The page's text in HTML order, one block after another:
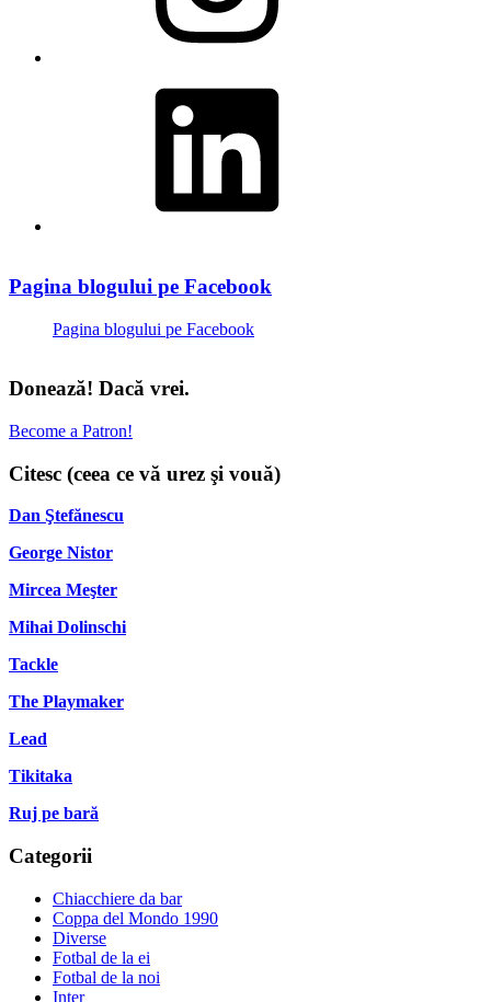
Pagina blogului pe Facebook
Pagina blogului pe Facebook
Donează! Dacă vrei.
Become a Patron!
Citesc (ceea ce vă urez şi vouă)
Dan Ştefănescu
George Nistor
Mircea Meşter
Mihai Dolinschi
Tackle
The Playmaker
Lead
Tikitaka
Ruj pe bară
Categorii
Chiacchiere da bar
Coppa del Mondo 1990
Diverse
Fotbal de la ei
Fotbal de la noi
Inter